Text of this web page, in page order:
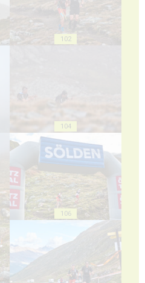
102
104
106